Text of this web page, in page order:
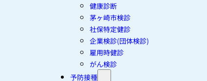
健康診断
茅ヶ崎市検診
社保特定健診
企業検診(団体検診)
雇用時健診
がん検診
予防接種